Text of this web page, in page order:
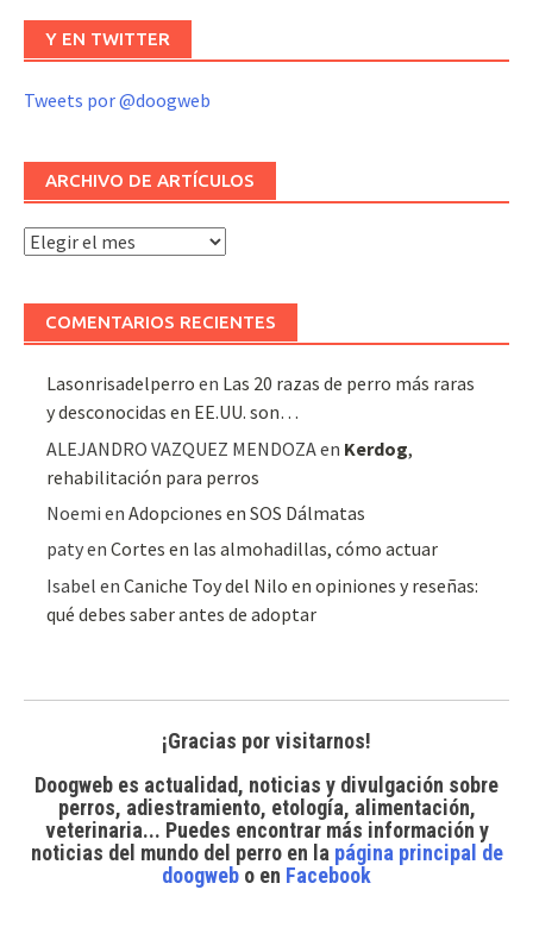
Y EN TWITTER
Tweets por @doogweb
ARCHIVO DE ARTÍCULOS
Archivo
artículos
COMENTARIOS RECIENTES
Lasonrisadelperro en Las 20 razas de perro más raras
y desconocidas en EE.UU. son…
ALEJANDRO VAZQUEZ MENDOZAen Kerdog,
rehabilitación para perros
Noemi enAdopciones en SOS Dálmatas
patyenCortes en las almohadillas, cómo actuar
Isabel enCaniche Toy del Nilo en opiniones y reseñas:
qué debes saber antes de adoptar
¡Gracias por visitarnos!
Doogweb es actualidad, noticias y divulgación sobre
perros, adiestramiento, etología, alimentación,
veterinaria... Puedes encontrar más información y
noticias del mundo del perroen la página principal de
doogweb o en Facebook